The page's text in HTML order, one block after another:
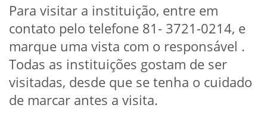
Para visitar a instituição, entre em
contato pelo telefone 81- 3721-0214, e
marque uma vista com o responsável .
Todas as instituições gostam de ser
visitadas, desde que se tenha o cuidado
de marcar antes a visita.